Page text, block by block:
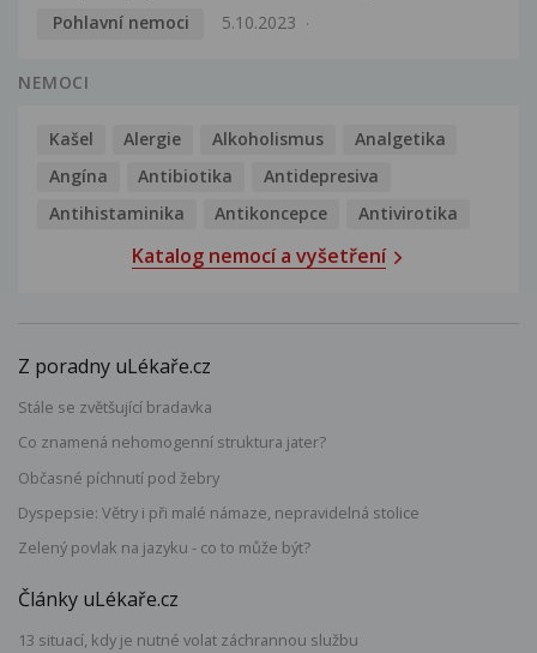
Pohlavní nemoci
5.10.2023
NEMOCI
Kašel Alergie Alkoholismus
Analgetika
Angína
Antibiotika
Antidepresiva
Antihistaminika
Antikoncepce Antivirotika
Katalog nemocí a vyšetření
Z poradny uLékaře.cz
Stále se zvětšující bradavka
Co znamená nehomogenní struktura jater?
Občasné píchnutí pod žebry
Dyspepsie: Větry i při malé námaze, nepravidelná stolice
Zelený povlak na jazyku - co to může být?
Články uLékaře.cz
13 situací, kdy je nutné volat záchrannou službu